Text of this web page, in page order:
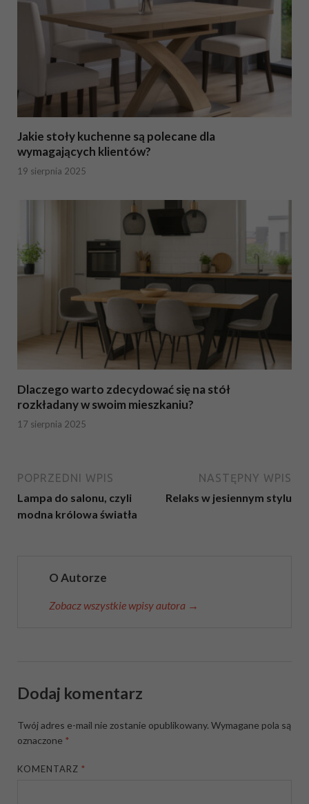
Jakie stoły kuchenne są polecane dla
wymagających klientów?
19 sierpnia 2025
Dlaczego warto zdecydować się na stół
rozkładany w swoim mieszkaniu?
17 sierpnia 2025
POPRZEDNI WPIS
Lampa do salonu, czyli
modna królowa światła
NASTĘPNY WPIS
Relaks w jesiennym stylu
O Autorze
Zobacz wszystkie wpisy autora →
Dodaj komentarz
Twój adres e-mail nie zostanie opublikowany. Wymagane pola są
oznaczone *
KOMENTARZ*